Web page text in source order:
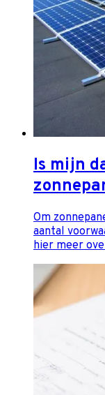
Is mijn
Om
aantal
hier meer